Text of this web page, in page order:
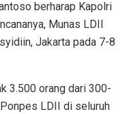
berharap Kapolri
Munas LDII
Jakarta pada 7-8
3.500 orang dari 300-
LDII di seluruh